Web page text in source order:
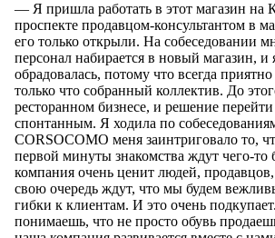
— Я пришла работать в этот магазин на
проспекте продавцом-консультантом в
его только открыли. На собеседовании
персонал набирается в новый магазин, и
обрадовалась, потому что всегда
только что собранный коллектив. До
ресторанном бизнесе, и решение
спонтанным. Я ходила по
CORSOCOMO меня заинтриговало то,
первой минуты знакомства ждут чего-
компания очень ценит людей, продавцов,
свою очередь ждут, что мы будем
гибки к клиентам. И это очень
понимаешь, что не просто обувь